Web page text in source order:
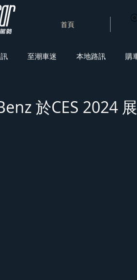
首頁
至潮車迷 本地路訊 購
於CES 2024